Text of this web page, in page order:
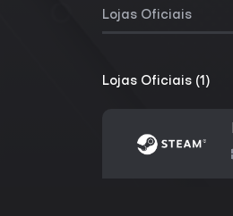
Lojas Oficiais
Lojas Oficiais (1)